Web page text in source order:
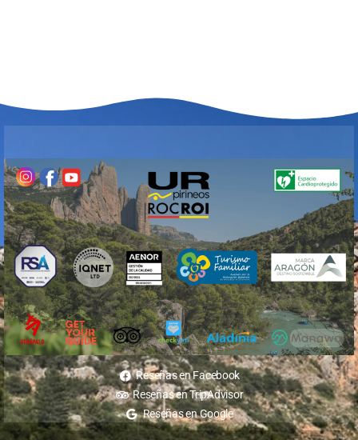
Reseñas en Facebook
Reseñas en TripAdvisor
Reseñas en Google